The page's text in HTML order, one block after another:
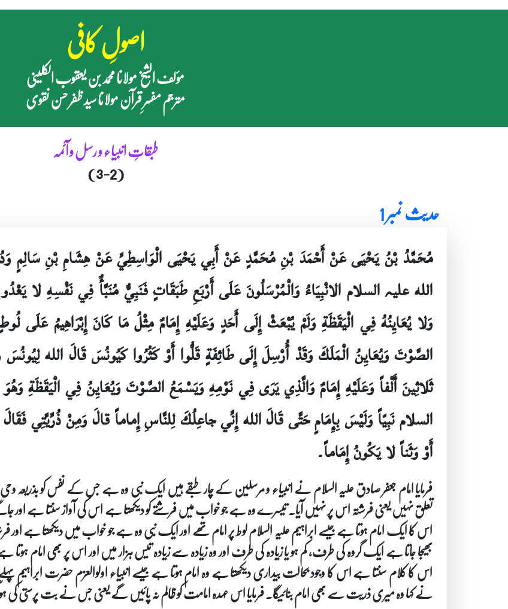
اصولِ کافی
مؤلف الشیخ مولانا محمد بن یعقوب الکلینی
مترجم مفسرِ قرآن مولانا سید ظفر حسن نقوی
طبقاتِ انبیاء و رسل و آئمہ
(3-2)
حدیث نمبر 1
مُحَمَّدُ بْنُ يَحْيَى عَنْ أَحْمَدَ بْنِ مُحَمَّدٍ عَنْ أَبِي يَحْيَى الْوَاسِطِيِّ عَنْ هِشَامِ بْنِ سَالِمٍ
الله علیہ السلام الانْبِيَاءُ وَالْمُرْسَلُونَ عَلَى أَرْبَعِ طَبَقَاتٍ فَنَبِيٌّ مُنَبَّأٌ فِي نَفْسِهِ لا
وَلا يُعَايِنُهُ فِي الْيَقَظَةِ وَلَمْ يُبْعَثْ إِلَى أَحَدٍ وَعَلَيْهِ إِمَامٌ مِثْلُ مَا كَانَ إِبْرَاهِيمُ عَلَى
الصَّوْتَ وَيُعَايِنُ الْمَلَكَ وَقَدْ أُرْسِلَ إِلَى طَائِفَةٍ قَلُّوا أَوْ كَثُرُوا كَيُونُسَ قَالَ الله لِيُونُسَ
ثَلاثِينَ أَلْفاً وَعَلَيْهِ إِمَامٌ وَالَّذِي يَرَى فِي نَوْمِهِ وَيَسْمَعُ الصَّوْتَ وَيُعَايِنُ فِي الْيَقَظَةِ وَهُوَ
السلام نَبِيّاً وَلَيْسَ بِإِمَامٍ حَتَّى قَالَ الله إِنِّي جاعِلُكَ لِلنَّاسِ إِماماً قالَ وَمِنْ ذُرِّيَّتِي
أَوْ وَثَناً لا يَكُونُ إِمَاماً۔
فرمایا امام جعفر صادق علیہ السلام نے انبیاء و مرسلین کے چار طبقے ہیں ایک نبی وہ ہے جس کے نفس کو
تعلق نہیں یعنی فرشتہ اس پر نہیں آیا۔ تیسرے وہ ہے جو خواب میں فرشتے کو دیکھتا ہے اس کی آواز سنتا ہے اور
اس کا ایک امام ہوتا ہے جیسے ابراہیم علیہ السلام لوط پر امام تھے اور ایک نبی وہ ہے جو خواب میں دیکھتا ہے اور
بھیجا جاتا ہے ایک گروہ کی طرف، کم ہو یا زیادہ کی طرف اور وہ زیادہ سے زیادہ تیس ہزار میں اور اس پر بھی امام
اس کا کلام سنتا ہے اس کا وجود بحالت بیداری دیکھتا ہے وہ امام ہوتا ہے جیسے انبیاء اولوالعزم حضرت ابراہیم
نے کہا وہ میری ذریت سے بھی امام بنائیگا۔ فرمایا اس عہدہ امامت کو ظالم نہ پائیں گے یعنی جس نے بت پرستی کی